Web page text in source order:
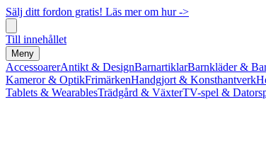
Sälj ditt fordon gratis! Läs mer om hur ->
Till innehållet
Meny
AccessoarerAntikt & DesignBarnartiklarBarnkläder &
Kameror & OptikFrimärkenHandgjort & Konsthantverk
Tablets & WearablesTrädgård & VäxterTV-spel &